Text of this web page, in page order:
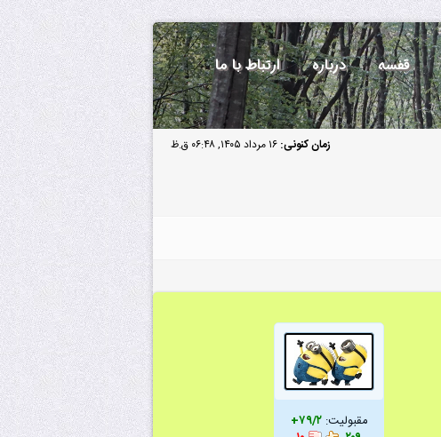
قفسه درباره ارتباط با ما
زمان کنونی: ۱۶ مرداد ۱۴۰۵, ۰۶:۴۸ ق.ظ
مقبولیت:۷۹/۲+